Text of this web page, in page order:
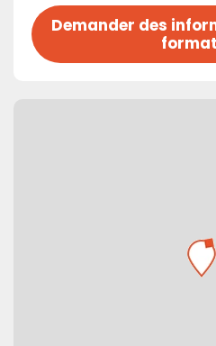
Demander des